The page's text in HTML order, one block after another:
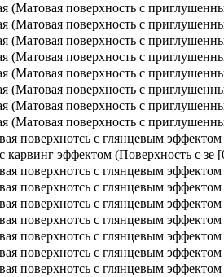
(Матовая поверхность с
(Матовая поверхность с
(Матовая поверхность с
(Матовая поверхность с
(Матовая поверхность с
(Матовая поверхность с
(Матовая поверхность с
(Матовая поверхность с
поверхнотсь с глянцевым эффектом
карвинг эффектом (Поверхность с зе
поверхнотсь с глянцевым эффектом
поверхнотсь с глянцевым эффектом
поверхнотсь с глянцевым эффектом
поверхнотсь с глянцевым эффектом
поверхнотсь с глянцевым эффектом
поверхнотсь с глянцевым эффектом
поверхнотсь с глянцевым эффектом